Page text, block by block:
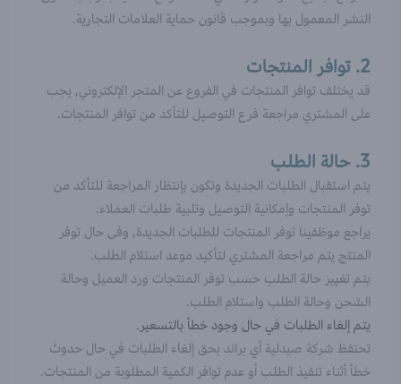
النشر المعمول بها وبموجب قانون حماية العلامات التجارية.
2. توافر المنتجات
قد يختلف توافر المنتجات في الفروع عن المتجر الإلكتروني, يجب
على المشتري مراجعة فرع التوصيل للتأكد من توافر المنتجات.
3. حالة الطلب
يتم استقبال الطلبات الجديدة وتكون بإنتظار المراجعة للتأكد من
توفر المنتجات وإمكانية التوصيل وتلبية طلبات العملاء.
يراجع موظفينا توفر المنتجات للطلبات الجديدة, وفى حال توفر
المنتج يتم مراجعة المشتري لتأكيد موعد استلام الطلب.
يتم تغيير حالة الطلب حسب توفر المنتجات ورد العميل وحالة
الشحن وحالة الطلب واستلام الطلب.
يتم إلغاء الطلبات في حال وجود خطأ بالتسعير.
تحتفظ شركة صيدلية أي براند بحق إلغاء الطلبات في حال حدوث
خطأ أثناء تنفيذ الطلب أو عدم توافر الكمية المطلوبة من المنتجات.